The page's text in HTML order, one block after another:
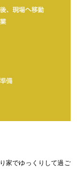
家でゆっくりして過ご